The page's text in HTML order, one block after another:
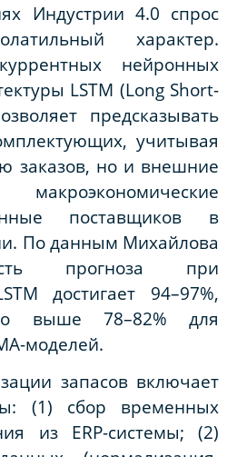
Индустрии 4.0 спрос
характер.
нейронных
LSTM (Long Short-
предсказывать
учитывая
заказов, но и внешние
поставщиков в
По данным Михайлова
прогноза при
достигает 94–97%,
выше 78–82% для
моделей.
запасов включает
(1) сбор временных
из ERP-системы; (2)